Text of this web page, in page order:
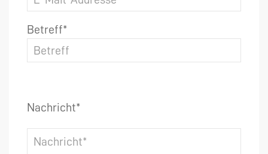
Betreff*
Nachricht*